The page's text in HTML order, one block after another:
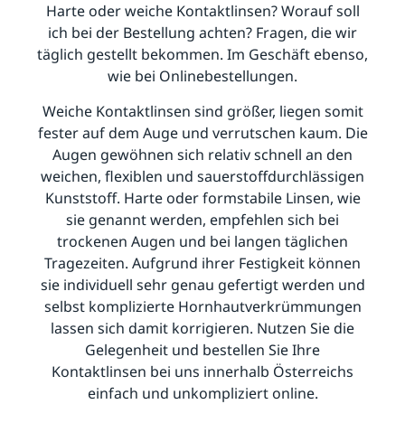
Harte oder weiche Kontaktlinsen? Worauf soll
ich bei der Bestellung achten? Fragen, die wir
täglich gestellt bekommen. Im Geschäft ebenso,
wie bei Onlinebestellungen.
Weiche Kontaktlinsen sind größer, liegen somit
fester auf dem Auge und verrutschen kaum. Die
Augen gewöhnen sich relativ schnell an den
weichen, flexiblen und sauerstoffdurchlässigen
Kunststoff. Harte oder formstabile Linsen, wie
sie genannt werden, empfehlen sich bei
trockenen Augen und bei langen täglichen
Tragezeiten. Aufgrund ihrer Festigkeit können
sie individuell sehr genau gefertigt werden und
selbst komplizierte Hornhautverkrümmungen
lassen sich damit korrigieren. Nutzen Sie die
Gelegenheit und bestellen Sie Ihre
Kontaktlinsen bei uns innerhalb Österreichs
einfach und unkompliziert online.